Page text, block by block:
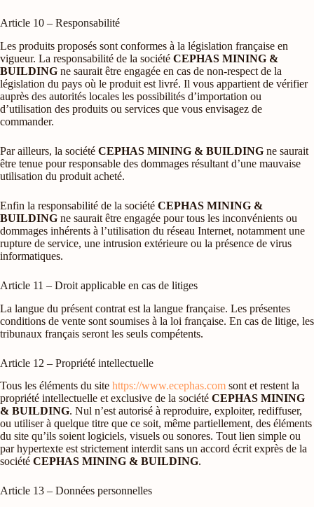
Article 10 – Responsabilité
Les produits proposés sont conformes à la législation française en
vigueur. La responsabilité de la société CEPHAS MINING &
BUILDING ne saurait être engagée en cas de non-respect de la
législation du pays où le produit est livré. Il vous appartient de vérifier
auprès des autorités locales les possibilités d’importation ou
d’utilisation des produits ou services que vous envisagez de
commander.
Par ailleurs, la société CEPHAS MINING & BUILDING ne saurait
être tenue pour responsable des dommages résultant d’une mauvaise
utilisation du produit acheté.
Enfin la responsabilité de la société CEPHAS MINING &
BUILDING ne saurait être engagée pour tous les inconvénients ou
dommages inhérents à l’utilisation du réseau Internet, notamment une
rupture de service, une intrusion extérieure ou la présence de virus
informatiques.
Article 11 – Droit applicable en cas de litiges
La langue du présent contrat est la langue française. Les présentes
conditions de vente sont soumises à la loi française. En cas de litige, les
tribunaux français seront les seuls compétents.
Article 12 – Propriété intellectuelle
Tous les éléments du site https://www.ecephas.com sont et restent la
propriété intellectuelle et exclusive de la société CEPHAS MINING
& BUILDING. Nul n’est autorisé à reproduire, exploiter, rediffuser,
ou utiliser à quelque titre que ce soit, même partiellement, des éléments
du site qu’ils soient logiciels, visuels ou sonores. Tout lien simple ou
par hypertexte est strictement interdit sans un accord écrit exprès de la
société CEPHAS MINING & BUILDING.
Article 13 – Données personnelles